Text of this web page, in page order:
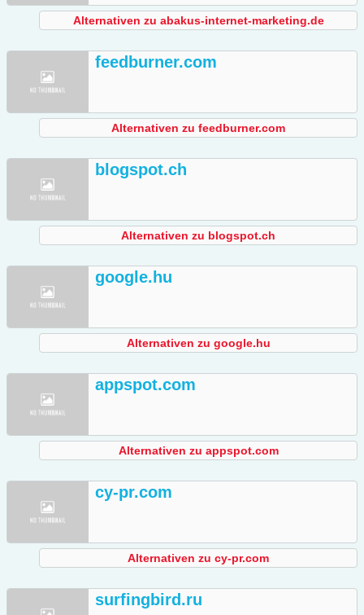
Alternativen zu abakus-internet-marketing.de
feedburner.com
Alternativen zu feedburner.com
blogspot.ch
Alternativen zu blogspot.ch
google.hu
Alternativen zu google.hu
appspot.com
Alternativen zu appspot.com
cy-pr.com
Alternativen zu cy-pr.com
surfingbird.ru